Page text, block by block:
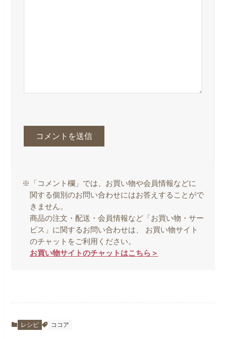
※「コメント欄」では、お買い物や会員情報などに
関する個別のお問い合わせにはお答えすることがで
きません。
商品の注文・配送・会員情報など「お買い物・サー
ビス」に関するお問い合わせは、 お買い物サイト
のチャットをご利用ください。
お買い物サイトのチャットはこちら＞
レシピ ココア